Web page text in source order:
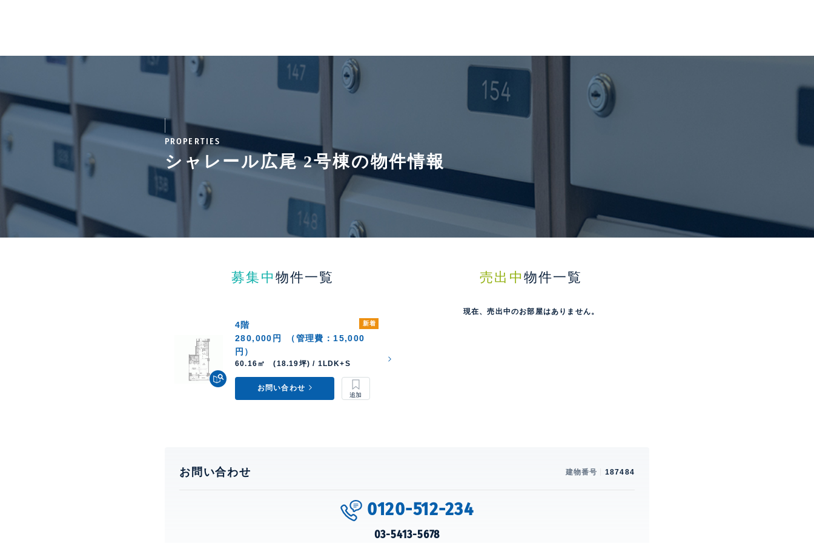
PROPERTIES
シャレール広尾 2号棟の物件情報
募集中 物件一覧
新着
4階
280,000円
（管理費：15,000
円）
60.16㎡ (18.19坪) / 1LDK+S
お問い合わせ
売出中 物件一覧
現在、売出中のお部屋はありません。
お問い合わせ 建物番号 187484
0120-512-234
03-5413-5678